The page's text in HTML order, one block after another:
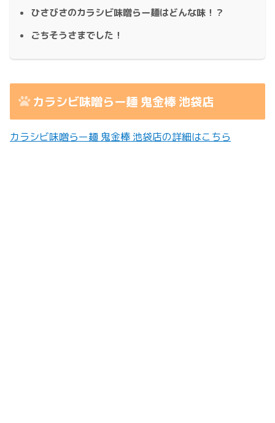
ひさびさのカラシビ味噌らー麺はどんな味！？
ごちそうさまでした！
カラシビ味噌らー麺 鬼金棒 池袋店
カラシビ味噌らー麺 鬼金棒 池袋店の詳細はこちら